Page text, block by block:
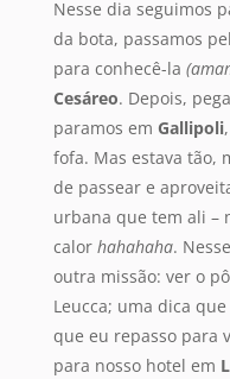
Nesse dia seguimos
da bota, passamos
para conhecê-la
Cesáreo. Depois,
paramos em Gallipoli
fofa. Mas estava tão,
de passear e
urbana que tem ali –
calor hahahaha.
outra missão: ver o
Leucca; uma dica
que eu repasso para
para nosso hotel em